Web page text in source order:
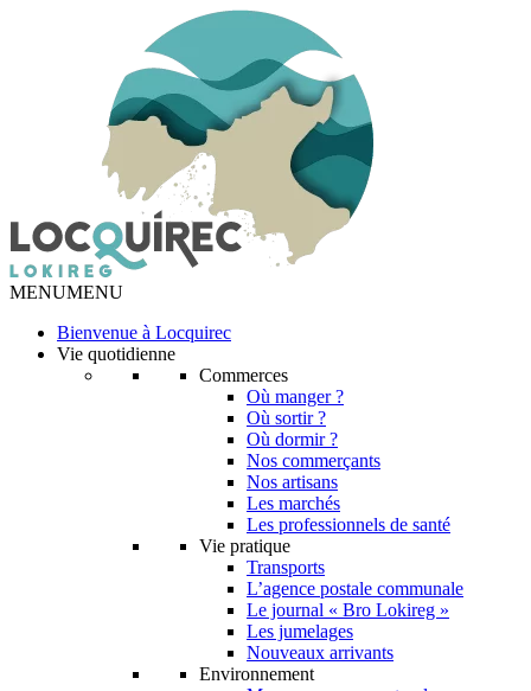
MENUMENU
Bienvenue à Locquirec
Vie quotidienne
Commerces
Où manger ?
Où sortir ?
Où dormir ?
Nos commerçants
Nos artisans
Les marchés
Les professionnels de santé
Vie pratique
Transports
L’agence postale communale
Le journal « Bro Lokireg »
Les jumelages
Nouveaux arrivants
Environnement